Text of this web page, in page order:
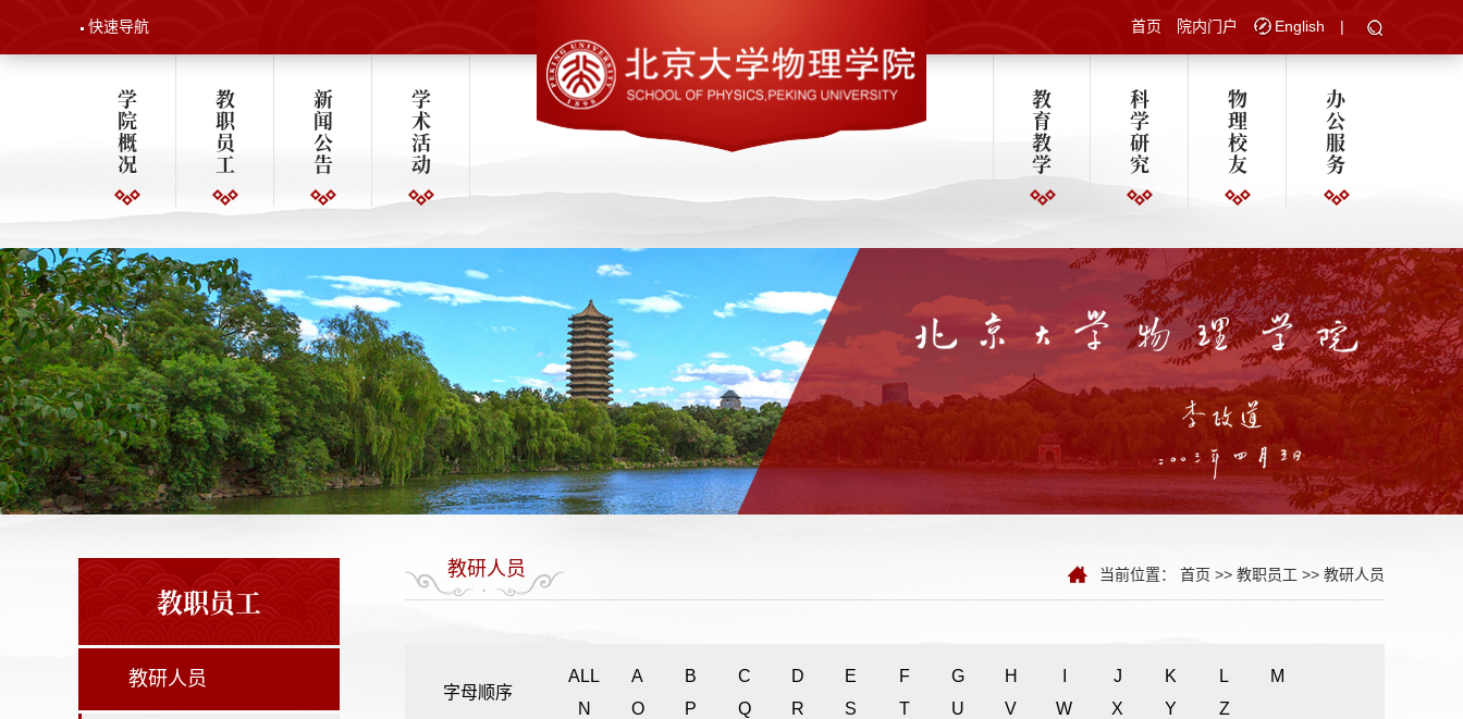
快速导航 首页 院内门户 English |
学
院
概
况
教
职
员
工
新
闻
公
告
学
术
活
动
教
育
教
学
科
学
研
究
物
理
校
友
办
公
服
务
教职员工
教研人员
教研人员 当前位置： 首页 >> 教职员工 >> 教研人员
字母顺序
ALL A B C D E F G H J K L
M
N
O P Q R S T U V W X Y Z